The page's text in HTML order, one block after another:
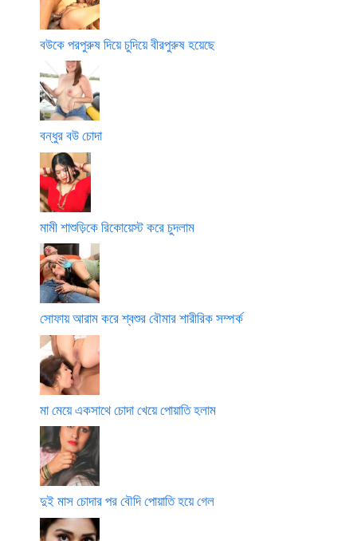
বউকে পরপুরুষ দিয়ে চুদিয়ে বীরপুরুষ হয়েছে
বন্ধুর বউ চোদা
মামী শাশুড়িকে রিকোয়েস্ট করে চুদলাম
সোফায় আরাম করে শ্বশুর বৌমার শারীরিক সম্পর্ক
মা মেয়ে একসাথে চোদা খেয়ে পোয়াতি হলাম
দুই মাস চোদার পর বৌদি পোয়াতি হয়ে গেল